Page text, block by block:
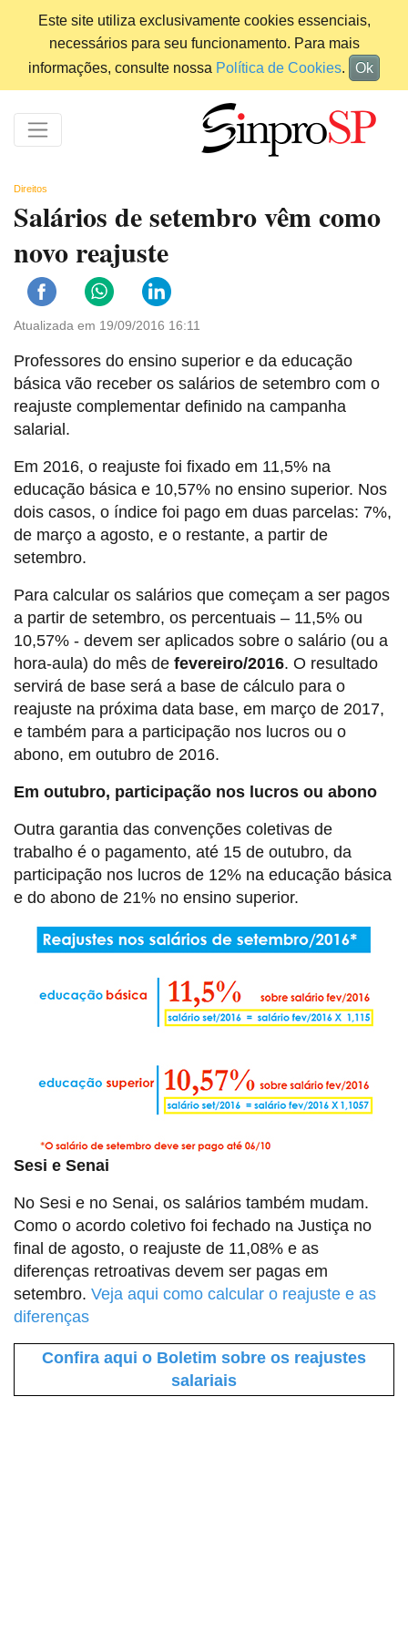
Este site utiliza exclusivamente cookies essenciais,
necessários para seu funcionamento. Para mais
informações, consulte nossa Política de Cookies. Ok
Direitos
Salários de setembro vêm como
novo reajuste
Atualizada em 19/09/2016 16:11
Professores do ensino superior e da educação
básica vão receber os salários de setembro com o
reajuste complementar definido na campanha
salarial.
Em 2016, o reajuste foi fixado em 11,5% na
educação básica e 10,57% no ensino superior. Nos
dois casos, o índice foi pago em duas parcelas: 7%,
de março a agosto, e o restante, a partir de
setembro.
Para calcular os salários que começam a ser pagos
a partir de setembro, os percentuais – 11,5% ou
10,57% - devem ser aplicados sobre o salário (ou a
hora-aula) do mês de fevereiro/2016. O resultado
servirá de base será a base de cálculo para o
reajuste na próxima data base, em março de 2017,
e também para a participação nos lucros ou o
abono, em outubro de 2016.
Em outubro, participação nos lucros ou abono
Outra garantia das convenções coletivas de
trabalho é o pagamento, até 15 de outubro, da
participação nos lucros de 12% na educação básica
e do abono de 21% no ensino superior.
Sesi e Senai
No Sesi e no Senai, os salários também mudam.
Como o acordo coletivo foi fechado na Justiça no
final de agosto, o reajuste de 11,08% e as
diferenças retroativas devem ser pagas em
setembro. Veja aqui como calcular o reajuste e as
diferenças
Confira aqui o Boletim sobre os reajustes
salariais